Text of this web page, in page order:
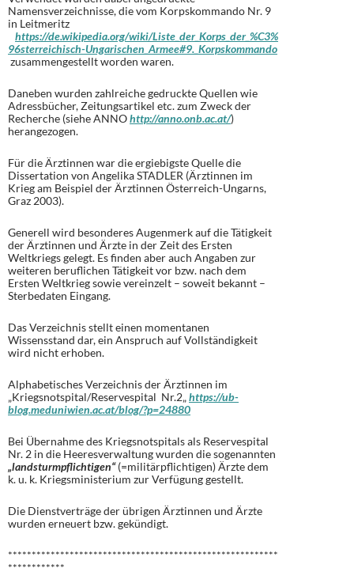
Namensverzeichnisse, die vom Korpskommando Nr. 9
in Leitmeritz
https://de.wikipedia.org/wiki/Liste_der_Korps_der_%C3%
96sterreichisch-Ungarischen_Armee#9._Korpskommando
zusammengestellt worden waren.
Daneben wurden zahlreiche gedruckte Quellen wie
Adressbücher, Zeitungsartikel etc. zum Zweck der
Recherche (siehe ANNOhttp://anno.onb.ac.at/)
herangezogen.
Für die Ärztinnen war die ergiebigste Quelle die
Dissertation von Angelika STADLER (Ärztinnen im
Krieg am Beispiel der Ärztinnen Österreich-Ungarns,
Graz 2003).
Generell wird besonderes Augenmerk auf die Tätigkeit
der Ärztinnen und Ärzte in der Zeit des Ersten
Weltkriegs gelegt. Es finden aber auch Angaben zur
weiteren beruflichen Tätigkeit vor bzw. nach dem
Ersten Weltkrieg sowie vereinzelt – soweit bekannt –
Sterbedaten Eingang.
Das Verzeichnis stellt einen momentanen
Wissensstand dar, ein Anspruch auf Vollständigkeit
wird nicht erhoben.
Alphabetisches Verzeichnis der Ärztinnen im
„Kriegsnotspital/Reservespital Nr.2„https://ub-
blog.meduniwien.ac.at/blog/?p=24880
Bei Übernahme des Kriegsnotspitals als Reservespital
Nr. 2 in die Heeresverwaltung wurden die sogenannten
„landsturmpflichtigen“(=militärpflichtigen) Ärzte dem
k. u. k. Kriegsministerium zur Verfügung gestellt.
Die Dienstverträge der übrigen Ärztinnen und Ärzte
wurden erneuert bzw. gekündigt.
*********************************************************
************